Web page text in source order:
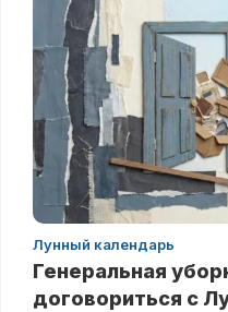
Лунный календарь
Генеральная
договориться с